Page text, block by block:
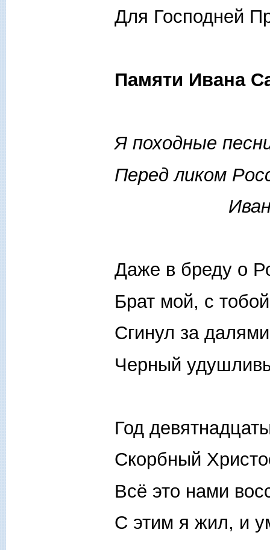
Для Господней
Памяти Ивана
Я походные
Перед ликом
Иван
Даже в бреду о
Брат мой, с
Сгинул за
Черный
Год
Скорбный
Всё это нами
С этим я жил, и